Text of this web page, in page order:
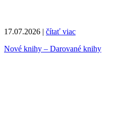
17.07.2026 | čítať viac
Nové knihy – Darované knihy